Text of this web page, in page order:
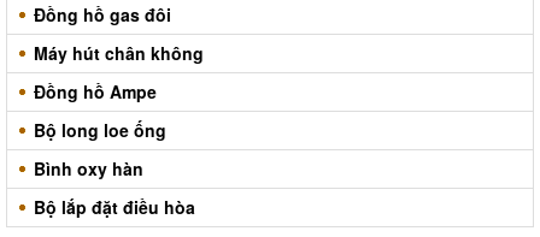
Đồng hồ gas đôi
Máy hút chân không
Đồng hồ Ampe
Bộ long loe ống
Bình oxy hàn
Bộ lắp đặt điều hòa